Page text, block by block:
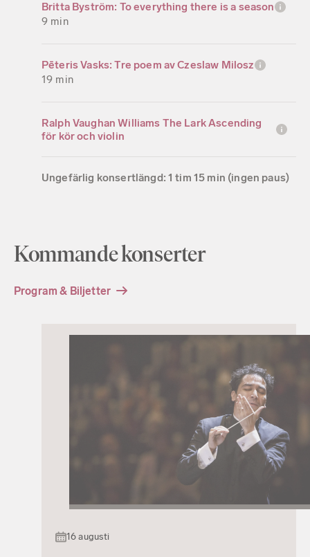
Britta Byström: To everything there is a season
9 min
Pēteris Vasks: Tre poem av Czeslaw Milosz
19 min
Ralph Vaughan Williams The Lark Ascending
för kör och violin
Ungefärlig konsertlängd: 1 tim 15 min (ingen paus)
Kommande konserter
Program & Biljetter
16 augusti